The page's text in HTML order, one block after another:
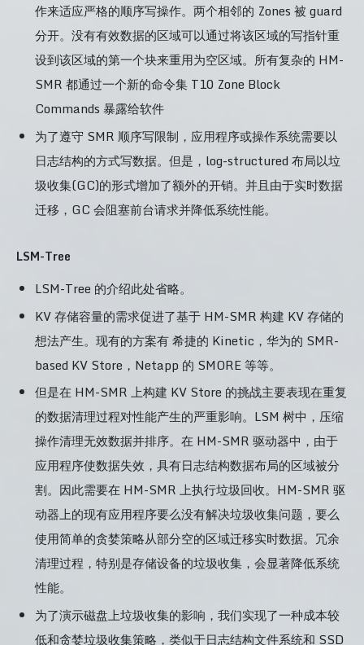
作来适应严格的顺序写操作。两个相邻的 Zones 被 guard
分开。没有有效数据的区域可以通过将该区域的写指针重
设到该区域的第一个块来重用为空区域。所有复杂的 HM-
SMR 都通过一个新的命令集 T10 Zone Block
Commands 暴露给软件
为了遵守 SMR 顺序写限制，应用程序或操作系统需要以
日志结构的方式写数据。但是，log-structured 布局以垃
圾收集(GC)的形式增加了额外的开销。并且由于实时数据
迁移，GC 会阻塞前台请求并降低系统性能。
LSM-Tree
LSM-Tree 的介绍此处省略。
KV 存储容量的需求促进了基于 HM-SMR 构建 KV 存储的
想法产生。现有的方案有 希捷的 Kinetic，华为的 SMR-
based KV Store，Netapp 的 SMORE 等等。
但是在 HM-SMR 上构建 KV Store 的挑战主要表现在重复
的数据清理过程对性能产生的严重影响。LSM 树中，压缩
操作清理无效数据并排序。在 HM-SMR 驱动器中，由于
应用程序使数据失效，具有日志结构数据布局的区域被分
割。因此需要在 HM-SMR 上执行垃圾回收。HM-SMR 驱
动器上的现有应用程序要么没有解决垃圾收集问题，要么
使用简单的贪婪策略从部分空的区域迁移实时数据。冗余
清理过程，特别是存储设备的垃圾收集，会显著降低系统
性能。
为了演示磁盘上垃圾收集的影响，我们实现了一种成本较
低和贪婪垃圾收集策略，类似于日志结构文件系统和 SSD